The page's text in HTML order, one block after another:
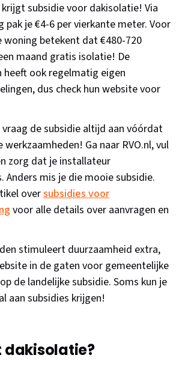
krijgt subsidie voor dakisolatie! Via
pak je €4-6 per vierkante meter. Voor
woning betekent dat €480-720
maand gratis isolatie! De
heeft ook regelmatig eigen
dus check hun website voor
vraag de subsidie altijd aan vóórdat
Ga naar RVO.nl, vul
zorg dat je installateur
Anders mis je die mooie subsidie.
oversubsidies voor
voor alle details over aanvragen en
stimuleert duurzaamheid extra,
in de gaten voor gemeentelijke
de landelijke subsidie. Soms kun je
aan subsidies krijgen!
dakisolatie?